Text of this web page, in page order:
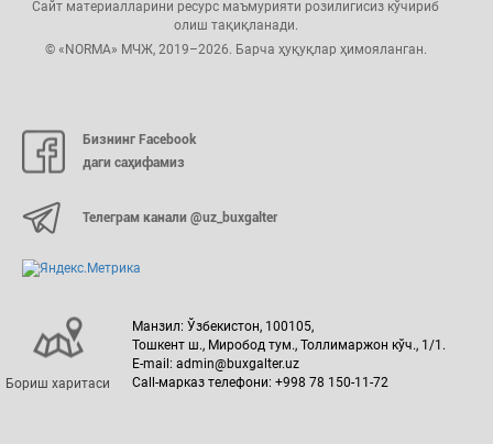
Сайт материалларини ресурс маъмурияти розилигисиз кўчириб
олиш тақиқланади.
© «NORMA» МЧЖ, 2019–2026. Барча ҳуқуқлар ҳимояланган.
Бизнинг Facebook
даги саҳифамиз
Телеграм канали @uz_buxgalter
Бориш харитаси
Манзил: Ўзбекистон, 100105,
Тошкент ш., Миробод тум., Толлимаржон кўч., 1/1.
E-mail: admin@buxgalter.uz
Call-марказ телефони: +998 78 150-11-72